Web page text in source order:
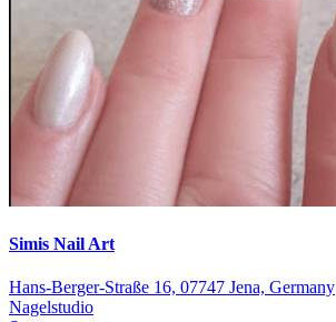
Simis Nail Art
Hans-Berger-Straße 16, 07747 Jena, Germany
Nagelstudio